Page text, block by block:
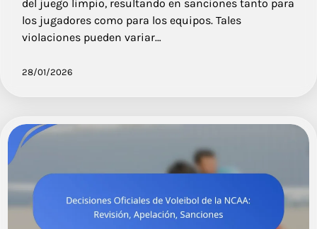
del juego limpio, resultando en sanciones tanto para
los jugadores como para los equipos. Tales
violaciones pueden variar…
28/01/2026